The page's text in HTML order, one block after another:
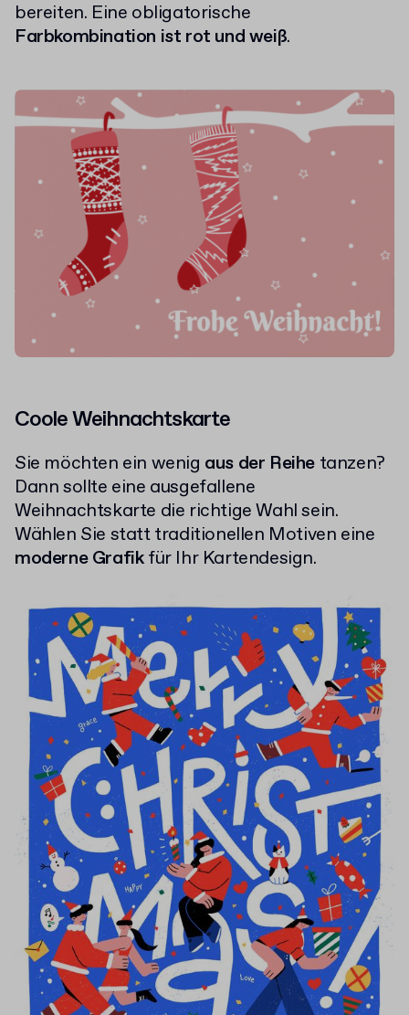
bereiten. Eine obligatorische
Farbkombination ist rot und weiß.
Coole Weihnachtskarte
Sie möchten ein wenig aus der Reihe tanzen?
Dann sollte eine ausgefallene
Weihnachtskarte die richtige Wahl sein.
Wählen Sie statt traditionellen Motiven eine
moderne Grafikfür Ihr Kartendesign.